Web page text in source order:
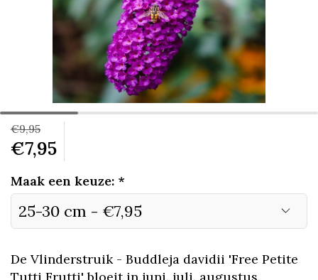
€9,95
€7,95
Maak een keuze: *
De Vlinderstruik - Buddleja davidii 'Free Petite